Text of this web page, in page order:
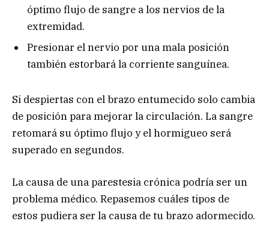
óptimo flujo de sangre a los nervios de la
extremidad.
Presionar el nervio por una mala posición
también estorbará la corriente sanguínea.
Si despiertas con el brazo entumecido solo cambia
de posición para mejorar la circulación. La sangre
retomará su óptimo flujo y el hormigueo será
superado en segundos.
La causa de una parestesia crónica podría ser un
problema médico. Repasemos cuáles tipos de
estos pudiera ser la causa de tu brazo adormecido.